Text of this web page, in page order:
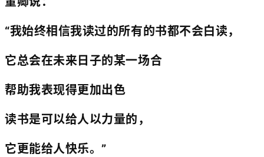
“我始终相信我读过的所有的书都不会白读，
它总会在未来日子的某一场合
帮助我表现得更加出色
读书是可以给人以力量的，
它更能给人快乐。”